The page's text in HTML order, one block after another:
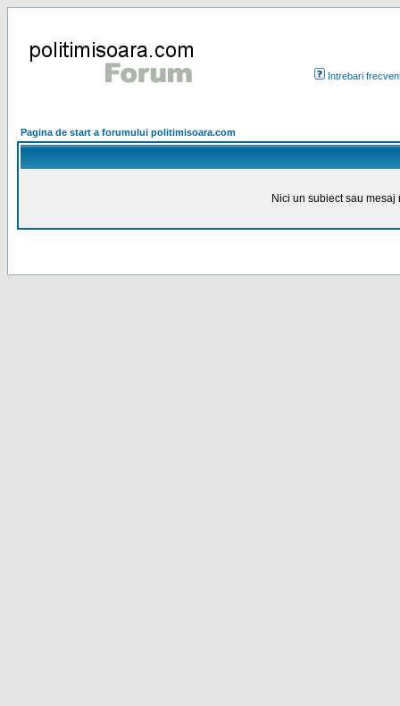
Intrebari
Pagina de start a forumului politimisoara.com
Nici un subiect sau